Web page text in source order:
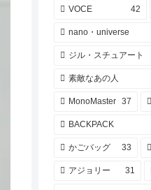
VOCE 42
nano・universe
ジル・スチュアート
素敵なあの人
MonoMaster 37
BACKPACK
かごバッグ 33
アジョリー 31